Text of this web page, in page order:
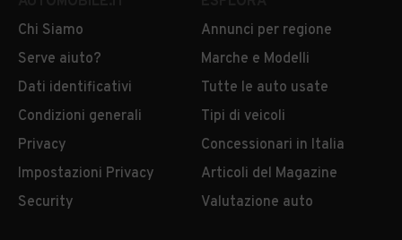
Auto usate Cadegliano-
Viconago
Auto usate Cadrezzate
Auto usate Cairate Auto usate Cantello
Auto usate Caravate
Auto usate Cardano al
Campo
Auto usate Caronno
Pertusella
Chi Siamo
Serve aiuto?
Dati identificativi
Condizioni generali
Privacy
Impostazioni Privacy
Security
Annunci per regione
Marche e Modelli
Tutte le auto usate
Tipi di veicoli
Concessionari in Italia
Articoli del Magazine
Valutazione auto